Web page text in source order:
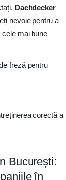
Dachdecker
nevoie pentru a
mai bune
freză pentru
corectă a
București:
în